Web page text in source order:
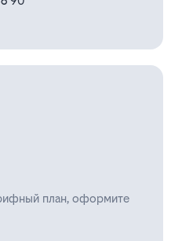
план, оформите